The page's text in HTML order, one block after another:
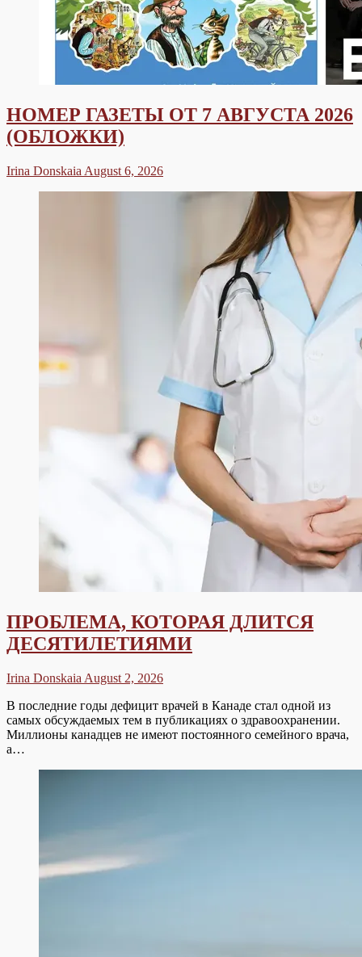
НОМЕР ГАЗЕТЫ ОТ 7 АВГУСТА 2026
(ОБЛОЖКИ)
Irina Donskaia August 6, 2026
ПРОБЛЕМА, КОТОРАЯ ДЛИТСЯ
ДЕСЯТИЛЕТИЯМИ
Irina Donskaia August 2, 2026
В последние годы дефицит врачей в Канаде стал одной из
самых обсуждаемых тем в публикациях о здравоохранении.
Миллионы канадцев не имеют постоянного семейного врача,
а…